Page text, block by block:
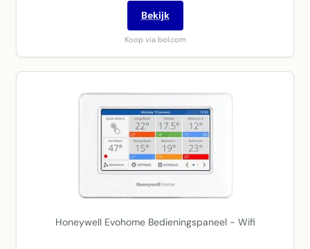
Bekijk
Koop via bol.com
Honeywell Evohome Bedieningspaneel - Wifi